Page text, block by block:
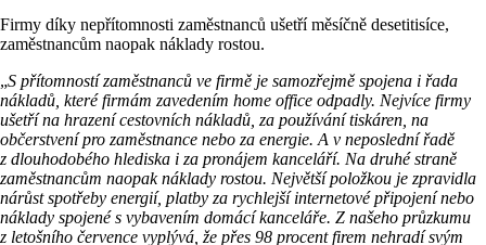
Firmy díky nepřítomnosti zaměstnanců ušetří měsíčně desetitisíce,
zaměstnancům naopak náklady rostou.
„S přítomností zaměstnanců ve firmě je samozřejmě spojena i řada
nákladů, které firmám zavedením home office odpadly. Nejvíce firmy
ušetří na hrazení cestovních nákladů, za používání tiskáren, na
občerstvení pro zaměstnance nebo za energie. A v neposlední řadě
z dlouhodobého hlediska i za pronájem kanceláří. Na druhé straně
zaměstnancům naopak náklady rostou. Největší položkou je zpravidla
nárůst spotřeby energií, platby za rychlejší internetové připojení nebo
náklady spojené s vybavením domácí kanceláře. Z našeho průzkumu
z letošního července vyplývá, že přes 98 procent firem nehradí svým